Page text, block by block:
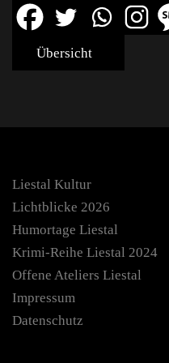
Übersicht
Liestal Kultur
Lichtblicke 2026
Humortage Liestal
Krimi-Reihe Liestal 2024
Offene Ateliers Liestal
Impressum
Datenschutz